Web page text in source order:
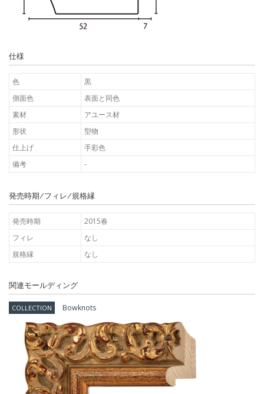
仕様
色
黒
側面色
表面と同色
素材
アユース材
形状
型物
仕上げ
手彩色
備考
-
発売時期/フィレ/規格縁
発売時期
2015春
フィレ
なし
規格縁
なし
関連モールディング
COLLECTION Bowknots